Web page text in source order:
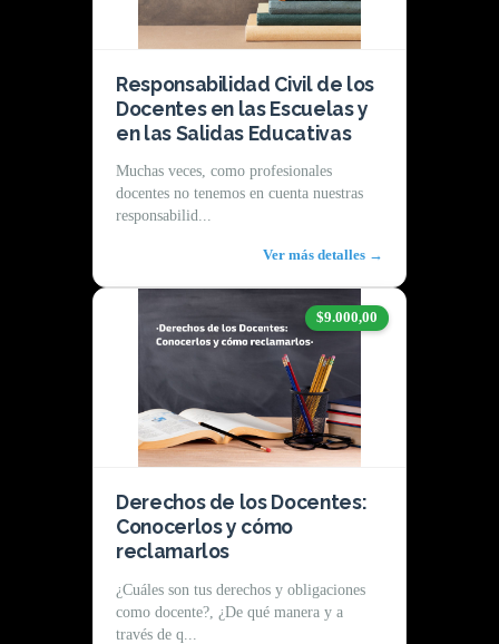
Responsabilidad Civil de los
Docentes en las Escuelas y
en las Salidas Educativas
Muchas veces, como profesionales
docentes no tenemos en cuenta nuestras
responsabilid...
Ver más detalles →
$9.000,00
Derechos de los Docentes:
Conocerlos y cómo
reclamarlos
¿Cuáles son tus derechos y obligaciones
como docente?, ¿De qué manera y a
través de q...